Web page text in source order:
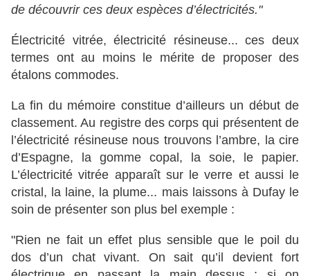
de découvrir ces deux espèces d’électricités."
Électricité vitrée, électricité résineuse... ces deux
termes ont au moins le mérite de proposer des
étalons commodes.
La fin du mémoire constitue d’ailleurs un début de
classement. Au registre des corps qui présentent de
l’électricité résineuse nous trouvons l’ambre, la cire
d’Espagne, la gomme copal, la soie, le papier.
L’électricité vitrée apparaît sur le verre et aussi le
cristal, la laine, la plume... mais laissons à Dufay le
soin de présenter son plus bel exemple :
"Rien ne fait un effet plus sensible que le poil du
dos d’un chat vivant. On sait qu’il devient fort